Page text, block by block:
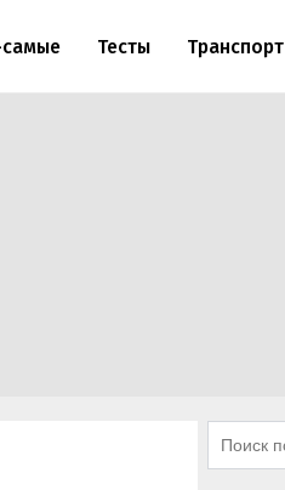
Тесты Транспорт